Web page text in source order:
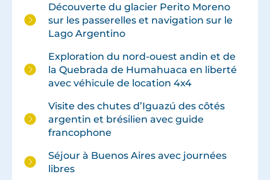
Découverte du glacier Perito Moreno
sur les passerelles et navigation sur le
Lago Argentino
Exploration du nord-ouest andin et de
la Quebrada de Humahuaca en liberté
avec véhicule de location 4x4
Visite des chutes d’Iguazú des côtés
argentin et brésilien avec guide
francophone
Séjour à Buenos Aires avec journées
libres